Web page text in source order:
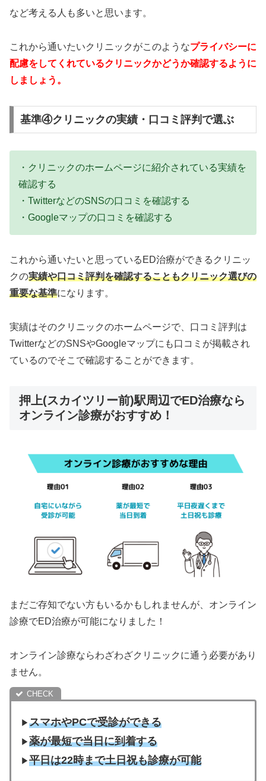
など考える人も多いと思います。
これから通いたいクリニックがこのようなプライバシーに
配慮をしてくれているクリニックかどうか確認するように
しましょう。
基準④クリニックの実績・口コミ評判で選ぶ
・クリニックのホームページに紹介されている実績を
確認する
・TwitterなどのSNSの口コミを確認する
・Googleマップの口コミを確認する
これから通いたいと思っているED治療ができるクリニッ
クの実績や口コミ評判を確認することもクリニック選びの
重要な基準になります。
実績はそのクリニックのホームページで、口コミ評判は
TwitterなどのSNSやGoogleマップにも口コミが掲載され
ているのでそこで確認することができます。
押上(スカイツリー前)駅周辺でED治療なら
オンライン診療がおすすめ！
まだご存知でない方もいるかもしれませんが、オンライン
診療でED治療が可能になりました！
オンライン診療ならわざわざクリニックに通う必要があり
ません。
▶︎スマホやPCで受診ができる
▶︎薬が最短で当日に到着する
▶︎平日は22時まで土日祝も診療が可能